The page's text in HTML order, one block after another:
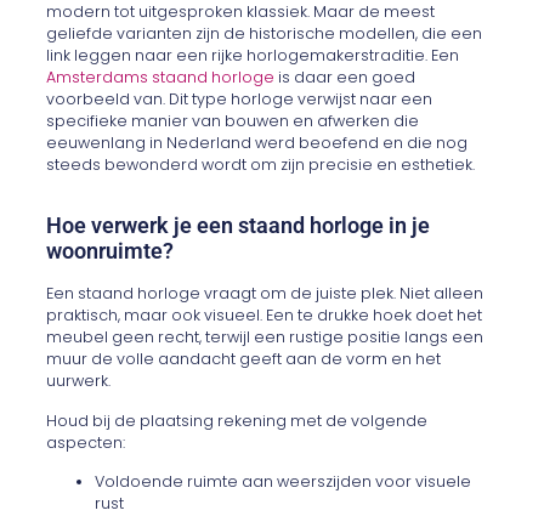
modern tot uitgesproken klassiek. Maar de meest
geliefde varianten zijn de historische modellen, die een
link leggen naar een rijke horlogemakerstraditie. Een
Amsterdams staand horloge is daar een goed
voorbeeld van. Dit type horloge verwijst naar een
specifieke manier van bouwen en afwerken die
eeuwenlang in Nederland werd beoefend en die nog
steeds bewonderd wordt om zijn precisie en esthetiek.
Hoe verwerk je een staand horloge in je
woonruimte?
Een staand horloge vraagt om de juiste plek. Niet alleen
praktisch, maar ook visueel. Een te drukke hoek doet het
meubel geen recht, terwijl een rustige positie langs een
muur de volle aandacht geeft aan de vorm en het
uurwerk.
Houd bij de plaatsing rekening met de volgende
aspecten:
Voldoende ruimte aan weerszijden voor visuele
rust